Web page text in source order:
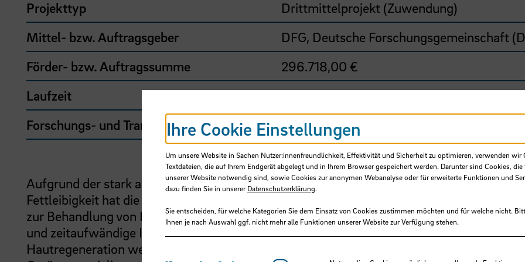
Projekttyp
Drittmittelprojekt (Zuwendung)
Mittel- bzw. Auftragsgeber
DFG, Deutsche Forschungsgemeinschaft
Förder- bzw. Auftragssumme
296.718,00 €
Laufzeit
09/2023 - 02/2027
Forschungs- und Transfercluster
Region im Wandel
Aufgrund der stark alternden Bevölkerung und der zunehmenden Inzidenz von Diabetes
Fettleibigkeit hat die Zahl von Hautwunden weltweit stark zugenommen. Momentane
zur Behandlung von Hautdefekten haben viele Nachteile, wiez.B.die begrenzte
und zeitaufwändige In-vitro-Expansion lebensfähiger Spenderzellen. Daher bleibt die
Hautregeneration weiterhin eine große Herausforderung in der regenerativen Medizin, die
Ihre Cookie Einstellungen
Um unsere Website in Sachen Nutzer:innenfreundlichkeit, Effektivität und Sicherheit zu optimieren, verwenden wir
Textdateien, die auf Ihrem Endgerät abgelegt und in Ihrem Browser gespeichert werden. Darunter sind Cookies,
unserer Website notwendig sind, sowie Cookies zur anonymen Webanalyse oder für erweiterte Funktionen und
dazu finden Sie in unsererDatenschutzerklärung.
Sie entscheiden, für welche Kategorien Sie dem Einsatz von Cookies zustimmen möchten und für welche nicht.
Ihnen je nach Auswahl ggf. nicht mehr alle Funktionen unserer Website zur Verfügung stehen.